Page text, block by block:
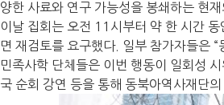
양한 사료와 연구 가능성을 봉쇄하는 현
이날 집회는 오전 11시부터 약 한 시간
면 재검토를 요구했다. 일부 참가자들은
민족사학 단체들은 이번 행동이 일회성
국 순회 강연 등을 통해 동북아역사재단